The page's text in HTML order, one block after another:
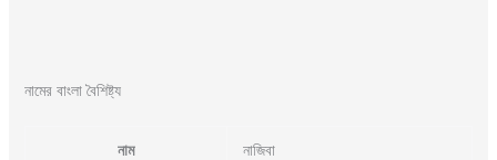
নামের বাংলা বৈশিষ্ট্য
নাম নাজিবা